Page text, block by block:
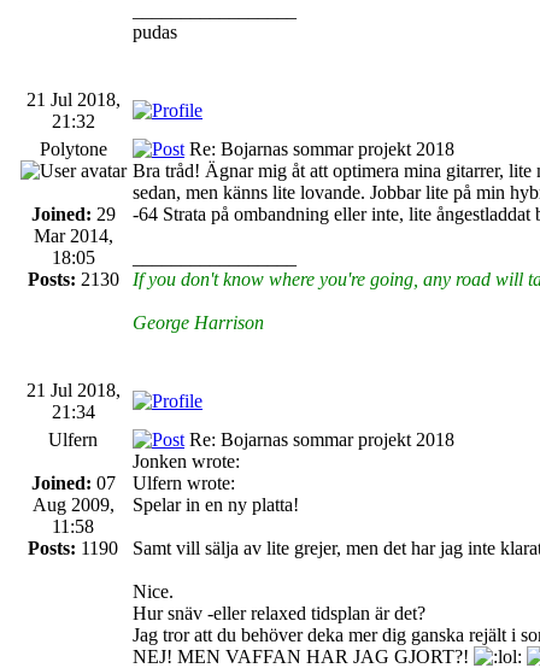
pudas
21 Jul 2018,
21:32
Polytone
Joined: 29
Mar 2014,
18:05
Posts: 2130
Re: Bojarnas sommar projekt 2018
Bra tråd! Ägnar mig åt att optimera mina gitarrer,
sedan, men känns lite lovande. Jobbar lite på min
-64 Strata på ombandning eller inte, lite ångestladdat
If you don't know where you're going, any road will
George Harrison
21 Jul 2018,
21:34
Ulfern
Joined: 07
Aug 2009,
11:58
Posts: 1190
Re: Bojarnas sommar projekt 2018
Jonken wrote:
Ulfern wrote:
Spelar in en ny platta!
Samt vill sälja av lite grejer, men det har jag inte
Nice.
Hur snäv -eller relaxed tidsplan är det?
Jag tror att du behöver deka mer dig ganska rejält i
NEJ! MEN VAFFAN HAR JAG GJORT?!